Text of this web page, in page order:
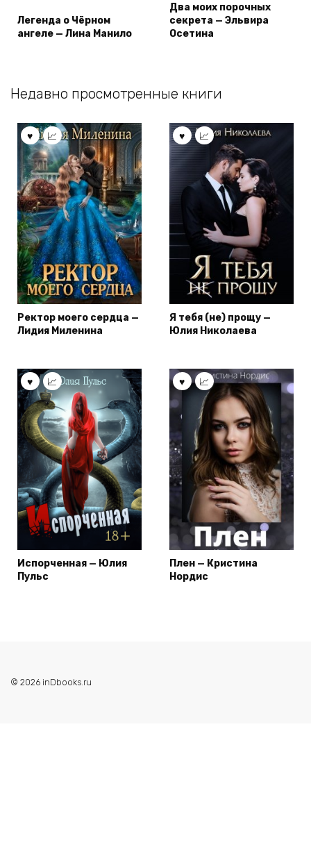
Легенда о Чёрном
ангеле — Лина Манило
Два моих порочных
секрета — Эльвира
Осетина
Недавно просмотренные книги
Ректор моего сердца —
Лидия Миленина
Я тебя (не) прощу —
Юлия Николаева
Испорченная — Юлия
Пульс
Плен — Кристина
Нордис
© 2026 inDbooks.ru